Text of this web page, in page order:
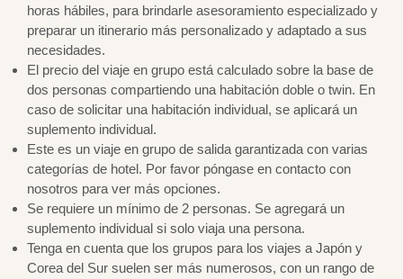
horas hábiles, para brindarle asesoramiento especializado y
preparar un itinerario más personalizado y adaptado a sus
necesidades.
El precio del viaje en grupo está calculado sobre la base de
dos personas compartiendo una habitación doble o twin. En
caso de solicitar una habitación individual, se aplicará un
suplemento individual.
Este es un viaje en grupo de salida garantizada con varias
categorías de hotel. Por favor póngase en contacto con
nosotros para ver más opciones.
Se requiere un mínimo de 2 personas. Se agregará un
suplemento individual si solo viaja una persona.
Tenga en cuenta que los grupos para los viajes a Japón y
Corea del Sur suelen ser más numerosos, con un rango de